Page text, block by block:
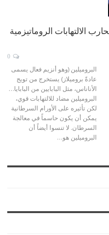
الالتهابات الروماتيزمية
البروميلين (وهو أنزيم فعال يسمى
عادةً بروميلاز) يستخرج من تويج
الأناناس، مثل البابايين من البابايا…
البروميلين مضاد للالتهابات قوي،
لكن تأثيره على الأورام السرطانية
يمكن أن يكون حاسماً في معالجة
السرطان. لا تنسوا أيضاً أن
البروميلين هو…